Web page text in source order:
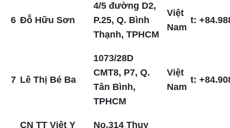
6 Đỗ Hữu Sơn
4/5 đường D2,
P.25, Q. Bình
Thạnh, TPHCM
Việt
Nam
t:
7 Lê Thị Bé Ba
1073/28D
CMT8, P7, Q.
Tân Bình,
TPHCM
Việt
Nam
t:
CN TT Việt Y No.314 Thụy